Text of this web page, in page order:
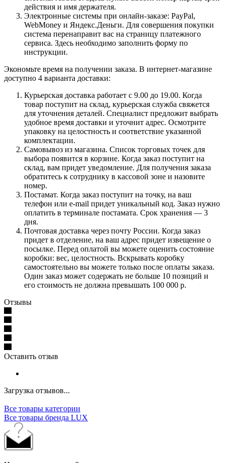
действия и имя держателя.
Электронные системы при онлайн-заказе: PayPal,
WebMoney и Яндекс.Деньги. Для совершения покупки
система перенаправит вас на страницу платежного
сервиса. Здесь необходимо заполнить форму по
инструкции.
Экономьте время на получении заказа. В интернет-магазине
доступно 4 варианта доставки:
Курьерская доставка работает с 9.00 до 19.00. Когда
товар поступит на склад, курьерская служба свяжется
для уточнения деталей. Специалист предложит выбрать
удобное время доставки и уточнит адрес. Осмотрите
упаковку на целостность и соответствие указанной
комплектации.
Самовывоз из магазина. Список торговых точек для
выбора появится в корзине. Когда заказ поступит на
склад, вам придет уведомление. Для получения заказа
обратитесь к сотруднику в кассовой зоне и назовите
номер.
Постамат. Когда заказ поступит на точку, на ваш
телефон или e-mail придет уникальный код. Заказ нужно
оплатить в терминале постамата. Срок хранения — 3
дня.
Почтовая доставка через почту России. Когда заказ
придет в отделение, на ваш адрес придет извещение о
посылке. Перед оплатой вы можете оценить состояние
коробки: вес, целостность. Вскрывать коробку
самостоятельно вы можете только после оплаты заказа.
Один заказ может содержать не больше 10 позиций и
его стоимость не должна превышать 100 000 р.
Отзывы
Оставить отзыв
Загрузка отзывов...
Все товары категории
Все товары бренда LUX